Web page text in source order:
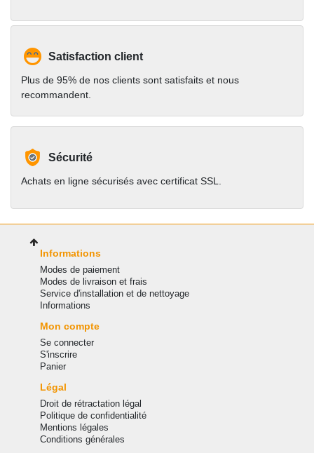
Satisfaction client
Plus de 95% de nos clients sont satisfaits et nous
recommandent.
Sécurité
Achats en ligne sécurisés avec certificat SSL.
Informations
Modes de paiement
Modes de livraison et frais
Service d'installation et de nettoyage
Informations
Mon compte
Se connecter
S'inscrire
Panier
Légal
Droit de rétractation légal
Politique de confidentialité
Mentions légales
Conditions générales